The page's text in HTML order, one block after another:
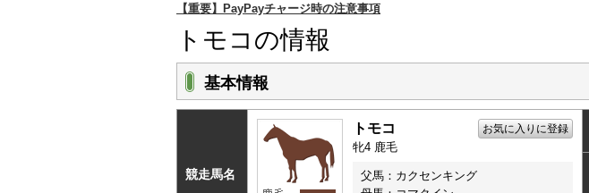
【重要】PayPayチャージ時の注意事項
トモコの情報
基本情報
競走馬名
トモコ お気に入りに登録
牝4 鹿毛
父馬：カクセンキング